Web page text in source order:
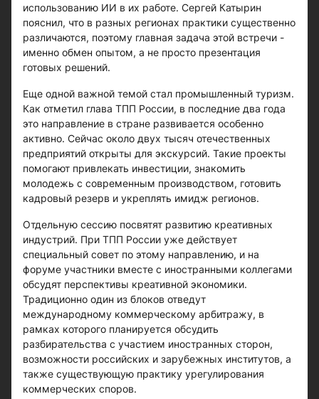
использованию ИИ в их работе. Сергей Катырин
пояснил, что в разных регионах практики существенно
различаются, поэтому главная задача этой встречи -
именно обмен опытом, а не просто презентация
готовых решений.
Еще одной важной темой стал промышленный туризм.
Как отметил глава ТПП России, в последние два года
это направление в стране развивается особенно
активно. Сейчас около двух тысяч отечественных
предприятий открыты для экскурсий. Такие проекты
помогают привлекать инвестиции, знакомить
молодежь с современным производством, готовить
кадровый резерв и укреплять имидж регионов.
Отдельную сессию посвятят развитию креативных
индустрий. При ТПП России уже действует
специальный совет по этому направлению, и на
форуме участники вместе с иностранными коллегами
обсудят перспективы креативной экономики.
Традиционно один из блоков отведут
международному коммерческому арбитражу, в
рамках которого планируется обсудить
разбирательства с участием иностранных сторон,
возможности российских и зарубежных институтов, а
также существующую практику урегулирования
коммерческих споров.